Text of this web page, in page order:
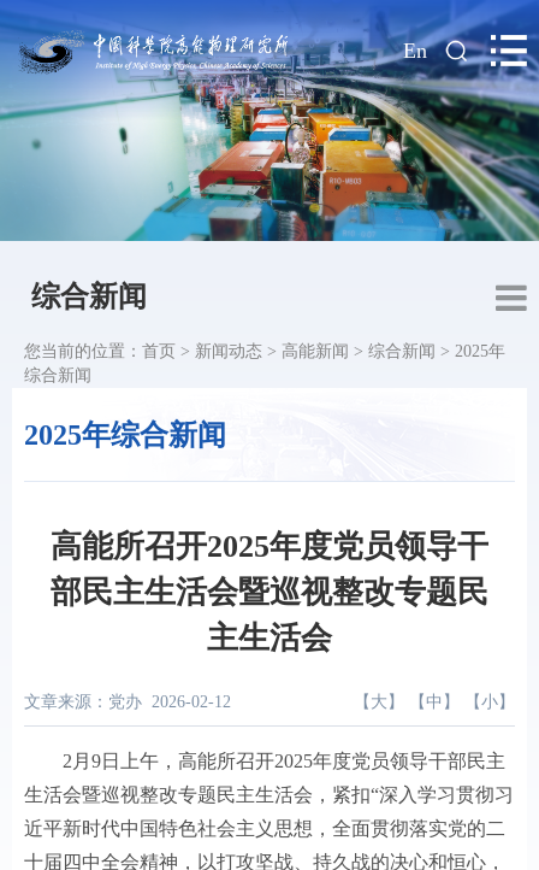
| En
综合新闻
2025年综合新闻
您当前的位置： 首页 > 新闻动态 > 高能新闻 > 综合新闻 > 2025年
综合新闻
高能所召开2025年度党员领导干
部民主生活会暨巡视整改专题民
主生活会
文章来源：党办 2026-02-12 【 大 】 【 中 】 【 小 】
2 月 9日上午，高能所召开2025年度党员领导干部民主
生活会暨巡视整改专题民主生活会，紧扣“深入学习贯彻习
近平新时代中国特色社会主义思想，全面贯彻落实党的二
十届四中全会精神，以打攻坚战、持久战的决心和恒心，